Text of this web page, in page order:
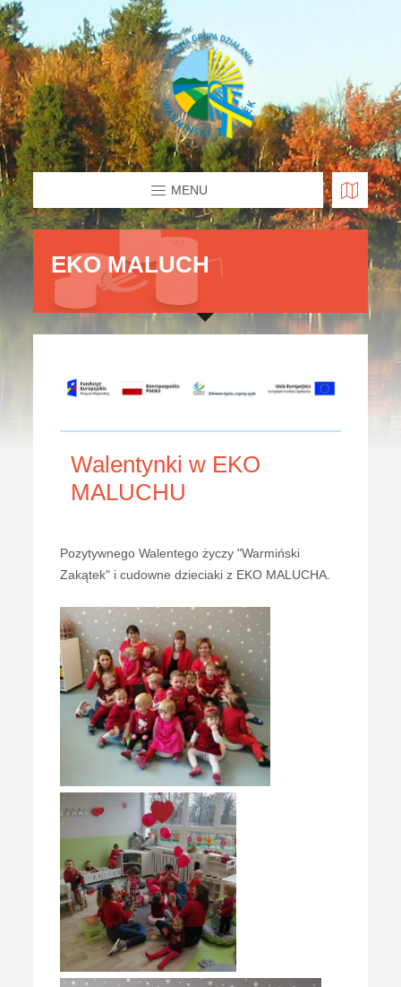
MENU
EKO MALUCH
Walentynki w EKO
MALUCHU
Pozytywnego Walentego życzy "Warmiński
Zakątek" i cudowne dzieciaki z EKO MALUCHA.